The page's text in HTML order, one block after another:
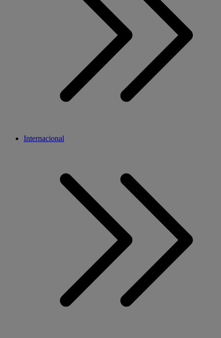
Internacional